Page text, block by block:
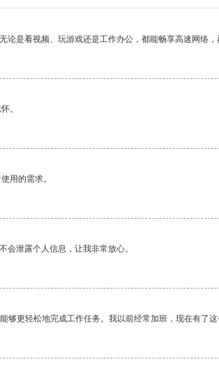
论是看视频、玩游戏还是工作办公，都能畅享高速网络，
。
用的需求。
会泄露个人信息，让我非常放心。
够更轻松地完成工作任务。我以前经常加班，现在有了